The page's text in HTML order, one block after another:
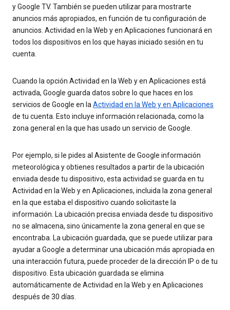
y Google TV. También se pueden utilizar para mostrarte
anuncios más apropiados, en función de tu configuración de
anuncios. Actividad en la Web y en Aplicaciones funcionará en
todos los dispositivos en los que hayas iniciado sesión en tu
cuenta.
Cuando la opción Actividad en la Web y en Aplicaciones está
activada, Google guarda datos sobre lo que haces en los
servicios de Google en laActividad en la Web y en Aplicaciones
de tu cuenta. Esto incluye información relacionada, como la
zona general en la que has usado un servicio de Google.
Por ejemplo, si le pides al Asistente de Google información
meteorológica y obtienes resultados a partir de la ubicación
enviada desde tu dispositivo, esta actividad se guarda en tu
Actividad en la Web y en Aplicaciones, incluida la zona general
en la que estaba el dispositivo cuando solicitaste la
información. La ubicación precisa enviada desde tu dispositivo
no se almacena, sino únicamente la zona general en que se
encontraba. La ubicación guardada, que se puede utilizar para
ayudar a Google a determinar una ubicación más apropiada en
una interacción futura, puede proceder de la dirección IP o de tu
dispositivo. Esta ubicación guardada se elimina
automáticamente de Actividad en la Web y en Aplicaciones
después de 30 días.